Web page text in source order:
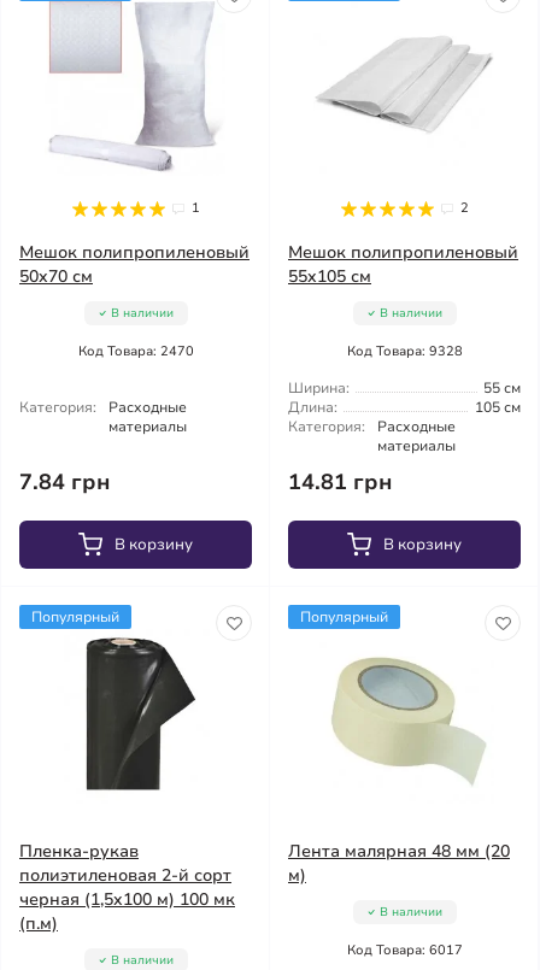
1
Мешок полипропиленовый
50x70 см
В наличии
Код Товара: 2470
Категория:
Расходные
материалы
7.84 грн
В корзину
2
Мешок полипропиленовый
55x105 см
В наличии
Код Товара: 9328
Ширина:
55 см
Длина:
105 см
Категория:
Расходные
материалы
14.81 грн
В корзину
Популярный
Пленка-рукав
полиэтиленовая 2-й сорт
черная (1,5x100 м) 100 мк
(п.м)
В наличии
Популярный
Лента малярная 48 мм (20
м)
В наличии
Код Товара: 6017